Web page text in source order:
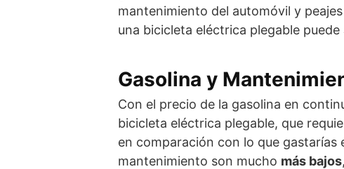
mantenimiento del automóvil y
una bicicleta eléctrica plegable
Gasolina y
Con el precio de la gasolina en
bicicleta eléctrica plegable, que
en comparación con lo que
mantenimiento son mucho más bajos